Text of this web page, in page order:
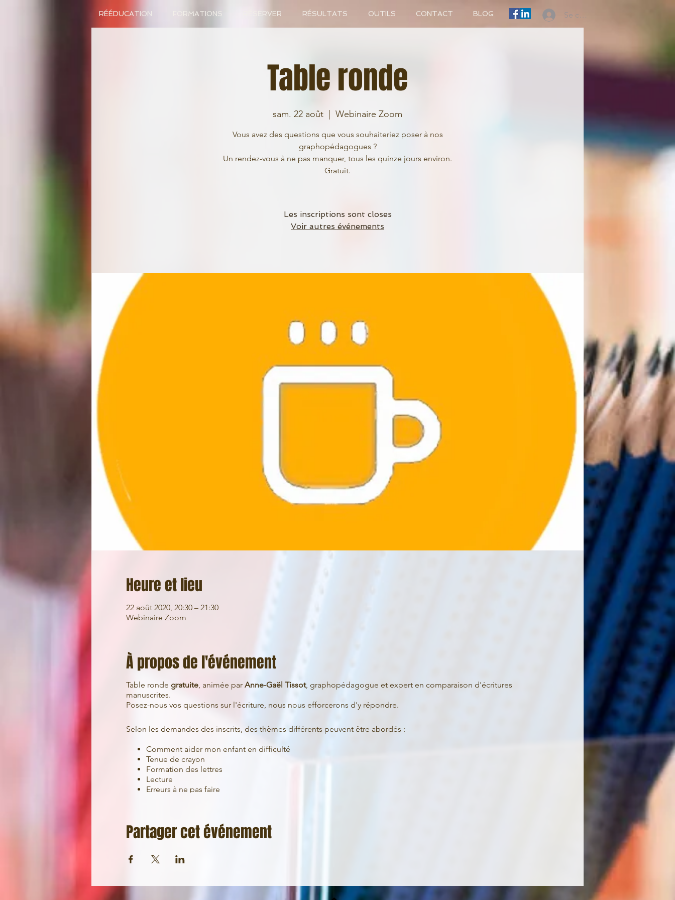
RÉÉDUCATION FORMATIONS RÉSERVER RÉSULTATS OUTILS CONTACT BLOG Se connecter
Table ronde
sam. 22 août Webinaire Zoom
Vous avez des questions que vous souhaiteriez poser à nos
graphopédagogues ?
Un rendez-vous à ne pas manquer, tous les quinze jours environ.
Les inscriptions sont closes
Voir autres événements
Heure et lieu
22 août 2020, 20:30 – 21:30
Webinaire Zoom
À propos de l'événement
Table ronde gratuite, animée par Anne-Gaël Tissot, graphopédagogue et expert en comparaison d'écritures
manuscrites.
Posez-nous vos questions sur l'écriture, nous nous efforcerons d'y répondre.
Selon les demandes des inscrits, des thèmes différents peuvent être abordés :
Comment aider mon enfant en difficulté
Tenue de crayon
Formation des lettres
Lecture
Erreurs à ne pas faire
Un thème vous intéresse ? demandez-nous !
Partager cet événement